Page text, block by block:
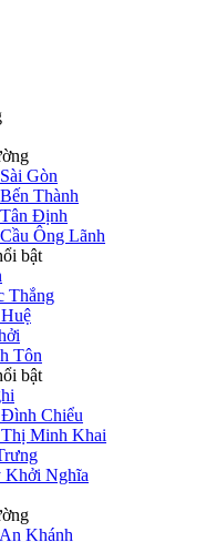
Gòn
Thành
Định
Ông Lãnh
bật
Thắng
Tôn
bật
Chiểu
Minh Khai
Khởi Nghĩa
Khánh